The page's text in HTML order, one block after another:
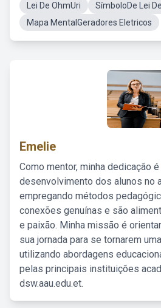
Lei De OhmUri
SímboloDe Lei
Mapa MentalGeradores Eletricos
Emelie
Como mentor, minha dedicação
desenvolvimento dos alunos no
empregando métodos
conexões genuínas e são
e paixão. Minha missão é
sua jornada para se tornarem
utilizando abordagens
pelas principais instituições
dsw.aau.edu.et.